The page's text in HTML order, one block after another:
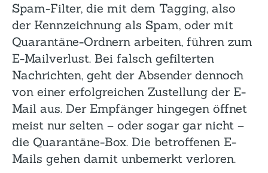
Spam-Filter, die mit dem Tagging, also
der Kennzeichnung als Spam, oder mit
Quarantäne-Ordnern arbeiten, führen zum
E-Mailverlust. Bei falsch gefilterten
Nachrichten, geht der Absender dennoch
von einer erfolgreichen Zustellung der E-
Mail aus. Der Empfänger hingegen öffnet
meist nur selten – oder sogar gar nicht –
die Quarantäne-Box. Die betroffenen E-
Mails gehen damit unbemerkt verloren.